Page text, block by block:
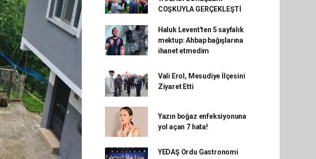
COŞKUYLA GERÇEKLEŞTİ
Haluk Levent'ten 5 sayfalık
mektup: Ahbap bağışlarına
ihanet etmedim
Vali Erol, Mesudiye İlçesini
Ziyaret Etti
Yazın boğaz enfeksiyonuna
yol açan 7 hata!
YEDAŞ Ordu Gastronomi